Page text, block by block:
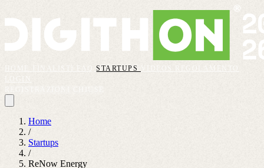
FAQSTARTUPS VIDEOS
REGOLAMENTO
Home
/
Startups
/
ReNow Energy